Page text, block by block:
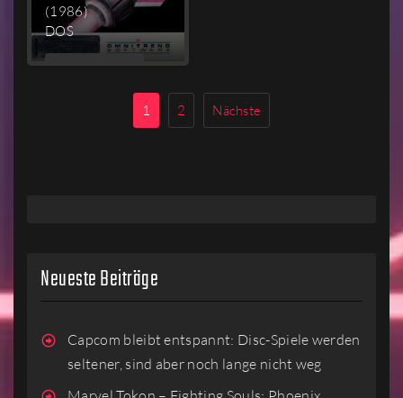
(1986)
DOS
MEHR
1 2 Nächste
Neueste Beiträge
Capcom bleibt entspannt: Disc-Spiele werden
seltener, sind aber noch lange nicht weg